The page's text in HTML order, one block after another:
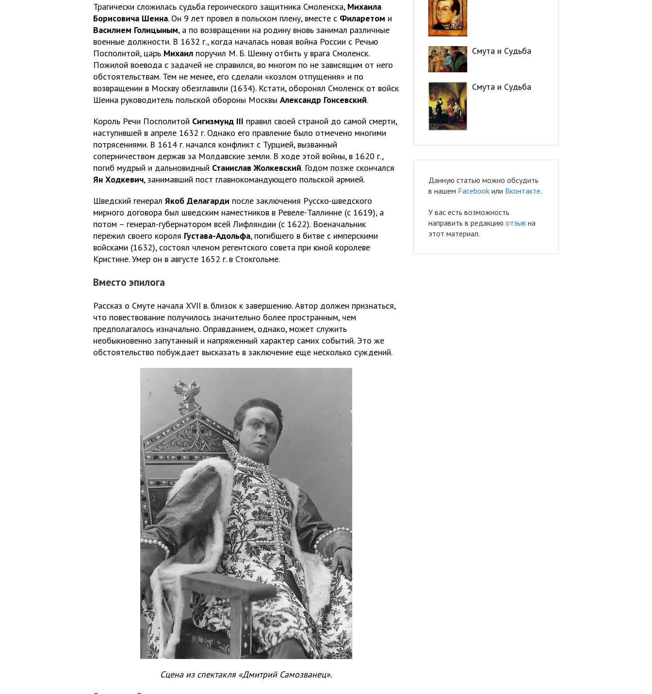
Трагически сложилась судьба героического защитника Смоленска, Михаила
Борисовича Шеина. Он 9 лет провел в польском плену, вместе с Филаретом и
Василием Голицыным, а по возвращении на родину вновь занимал различные
военные должности. В 1632 г., когда началась новая война России с Речью
Посполитой, царь Михаил поручил М. Б. Шеину отбить у врага Смоленск.
Пожилой воевода с задачей не справился, во многом по не зависящим от него
обстоятельствам. Тем не менее, его сделали «козлом отпущения» и по
возвращении в Москву обезглавили (1634). Кстати, оборонял Смоленск от войск
Шеина руководитель польской обороны Москвы Александр Гонсевский.
Король Речи Посполитой Сигизмунд III правил своей страной до самой смерти,
наступившей в апреле 1632 г. Однако его правление было отмечено многими
потрясениями. В 1614 г. начался конфликт с Турцией, вызванный
соперничеством держав за Молдавские земли. В ходе этой войны, в 1620 г.,
погиб мудрый и дальновидный Станислав Жолкевский. Годом позже скончался
Ян Ходкевич, занимавший пост главнокомандующего польской армией.
Шведский генерал Якоб Делагарди после заключения Русско-шведского
мирного договора был шведским наместников в Ревеле-Таллинне (с 1619), а
потом – генерал-губернатором всей Лифляндии (с 1622). Военачальник
пережил своего короля Густава-Адольфа, погибшего в битве с имперскими
войсками (1632), состоял членом регентского совета при юной королеве
Кристине. Умер он в августе 1652 г. в Стокгольме.
Вместо эпилога
Рассказ о Смуте начала XVII в. близок к завершению. Автор должен признаться,
что повествование получилось значительно более пространным, чем
предполагалось изначально. Оправданием, однако, может служить
необыкновенно запутанный и напряженный характер самих событий. Это же
обстоятельство побуждает высказать в заключение еще несколько суждений.
Сцена из спектакля «Дмитрий Самозванец».
Смута и Судьба
Смута и Судьба
Данную статью можно обсудить
в нашем Facebook или Вконтакте.
У вас есть возможность
направить в редакцию отзыв на
этот материал.